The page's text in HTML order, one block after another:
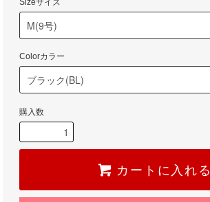
Sizeサイズ
Colorカラー
購入数
カートに入れる